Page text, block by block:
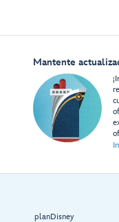
Mantente
planDisney